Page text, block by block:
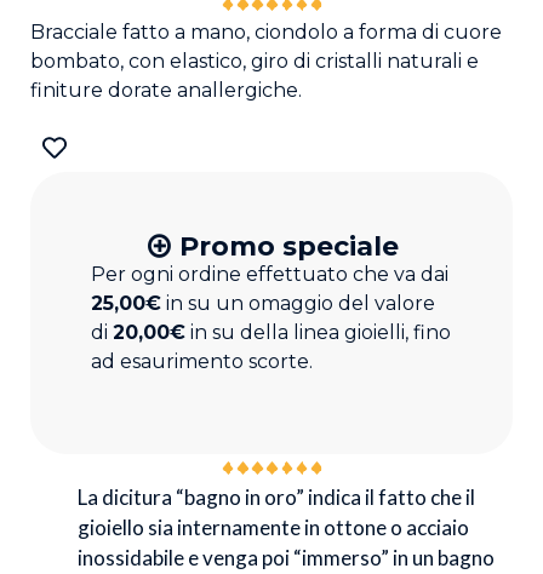
Bracciale fatto a mano, ciondolo a forma di cuore
bombato, con elastico, giro di cristalli naturali e
finiture dorate anallergiche.
Promo speciale
Per ogni ordine effettuato che va dai
25,00€ in su un omaggio del valore
di 20,00€ in su della linea gioielli, fino
ad esaurimento scorte.
La dicitura “bagno in oro” indica il fatto che il
gioiello sia internamente in ottone o acciaio
inossidabile e venga poi “immerso” in un bagno